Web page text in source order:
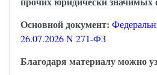
Основной документ:
26.07.2026 N 271-ФЗ
Благодаря материалу можно